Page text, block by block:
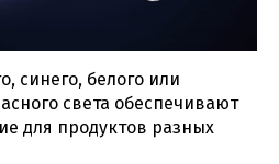
синего, белого или
света обеспечивают
для продуктов разных